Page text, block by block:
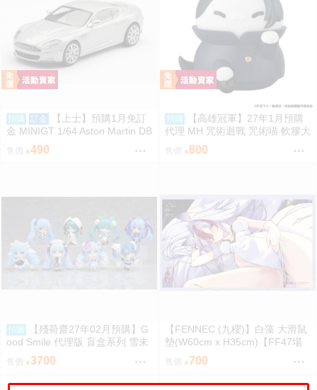
預購 訂金
【上士】預購1月免訂
金 MINIGT 1/64 Aston Martin DB
S 2008 銀2008 左駕吊卡 39672
0809
售價 490
預購
【高雄冠軍】27年1月預購
代理 MH 咒術迴戰 咒術喵 軟膠大
貓咪 夏油傑 再版 免訂金0813
售價 800
預購
【殘荷齋27年02月預購】G
ood Smile 代理版 盲盒系列 雪未
來全明星 模型收藏 Vol.2 盒玩 09
售價 3700
【FENNEC (九櫻)】白藻 大滑鼠
墊(W60cm x H35cm)【FF47場
前預購】{宅即門}
售價 700